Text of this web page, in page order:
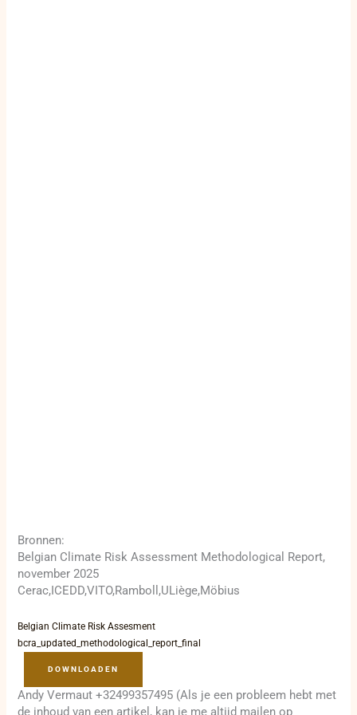
Bronnen:
Belgian Climate Risk Assessment Methodological Report,
november 2025
Cerac,ICEDD,VITO,Ramboll,ULiège,Möbius
Belgian Climate Risk Assesment
bcra_updated_methodological_report_final
DOWNLOADEN
Andy Vermaut +32499357495 (Als je een probleem hebt met
de inhoud van een artikel, kan je me altijd mailen op